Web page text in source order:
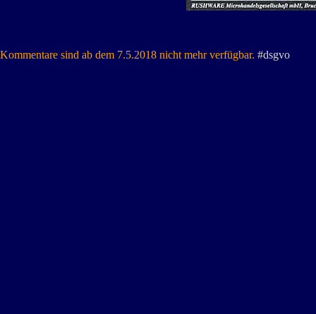
Kommentare sind ab dem 7.5.2018 nicht mehr verfügbar. #dsgvo